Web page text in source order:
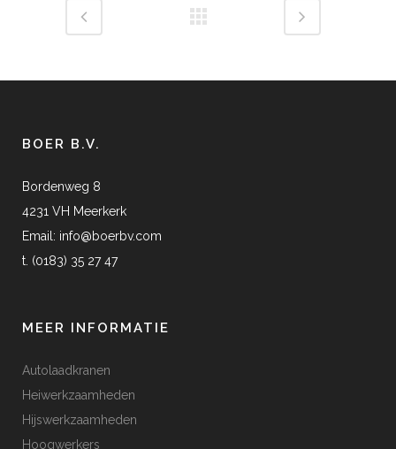
BOER B.V.
Bordenweg 8
4231 VH Meerkerk
Email: info@boerbv.com
t. (0183) 35 27 47
MEER INFORMATIE
Autolaadkranen
Heiwerkzaamheden
Hijswerkzaamheden
Hoogwerkers